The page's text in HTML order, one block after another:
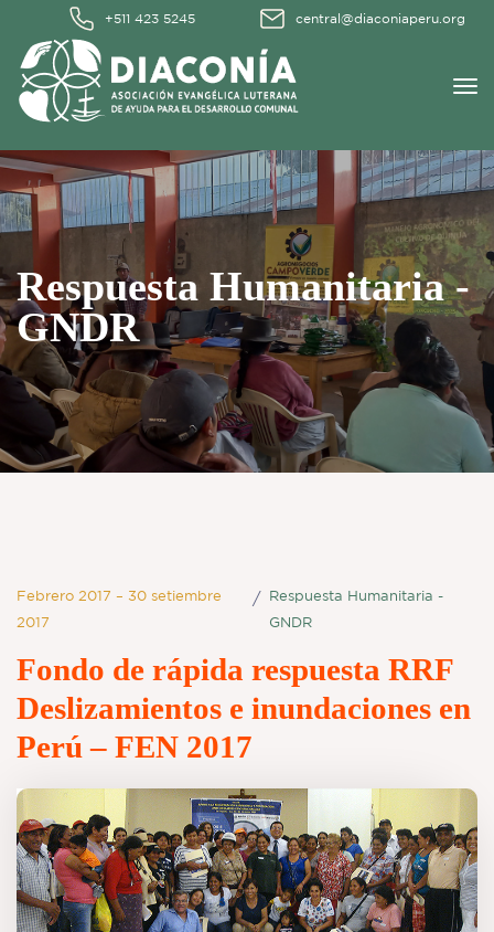
+511 423 5245 central@diaconiaperu.org
Respuesta Humanitaria -
GNDR
Febrero 2017 – 30 setiembre
2017
/ Respuesta Humanitaria -
GNDR
Fondo de rápida respuesta RRF
Deslizamientos e inundaciones en
Perú – FEN 2017